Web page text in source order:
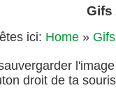
Gifs
ici: Home »
droit de ta